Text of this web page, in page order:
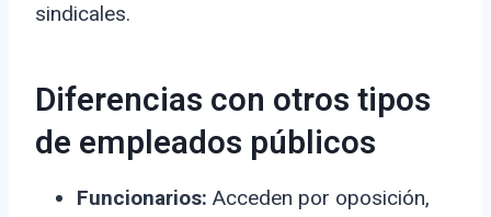
sindicales.
Diferencias con otros tipos
de empleados públicos
Funcionarios: Acceden por oposición,